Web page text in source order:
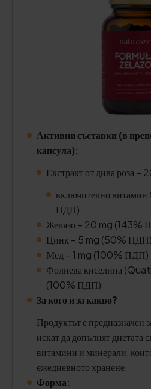
Активни съставки (в
капсула):
Екстракт от дива роза –
включително
ПДП)
Желязо – 20 mg (143%
Цинк – 5 mg (50% ПДП)
Мед – 1 mg (100% ПДП)
Фолиева киселина
(100% ПДП)
За кого и за какво?
Продуктът е предназначен
искат да допълнят диетата
витамини и минерали,
ежедневното хранене.
Форма: